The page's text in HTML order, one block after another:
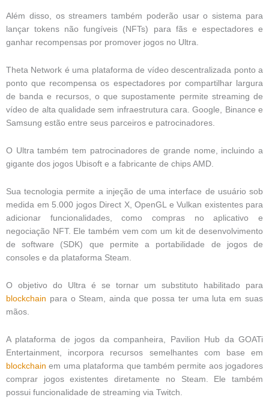
Além disso, os streamers também poderão usar o sistema para
lançar tokens não fungíveis (NFTs) para fãs e espectadores e
ganhar recompensas por promover jogos no Ultra.
Theta Network é uma plataforma de vídeo descentralizada ponto a
ponto que recompensa os espectadores por compartilhar largura
de banda e recursos, o que supostamente permite streaming de
vídeo de alta qualidade sem infraestrutura cara. Google, Binance e
Samsung estão entre seus parceiros e patrocinadores.
O Ultra também tem patrocinadores de grande nome, incluindo a
gigante dos jogos Ubisoft e a fabricante de chips AMD.
Sua tecnologia permite a injeção de uma interface de usuário sob
medida em 5.000 jogos Direct X, OpenGL e Vulkan existentes para
adicionar funcionalidades, como compras no aplicativo e
negociação NFT. Ele também vem com um kit de desenvolvimento
de software (SDK) que permite a portabilidade de jogos de
consoles e da plataforma Steam.
O objetivo do Ultra é se tornar um substituto habilitado para
blockchain para o Steam, ainda que possa ter uma luta em suas
mãos.
A plataforma de jogos da companheira, Pavilion Hub da GOATi
Entertainment, incorpora recursos semelhantes com base em
blockchain em uma plataforma que também permite aos jogadores
comprar jogos existentes diretamente no Steam. Ele também
possui funcionalidade de streaming via Twitch.